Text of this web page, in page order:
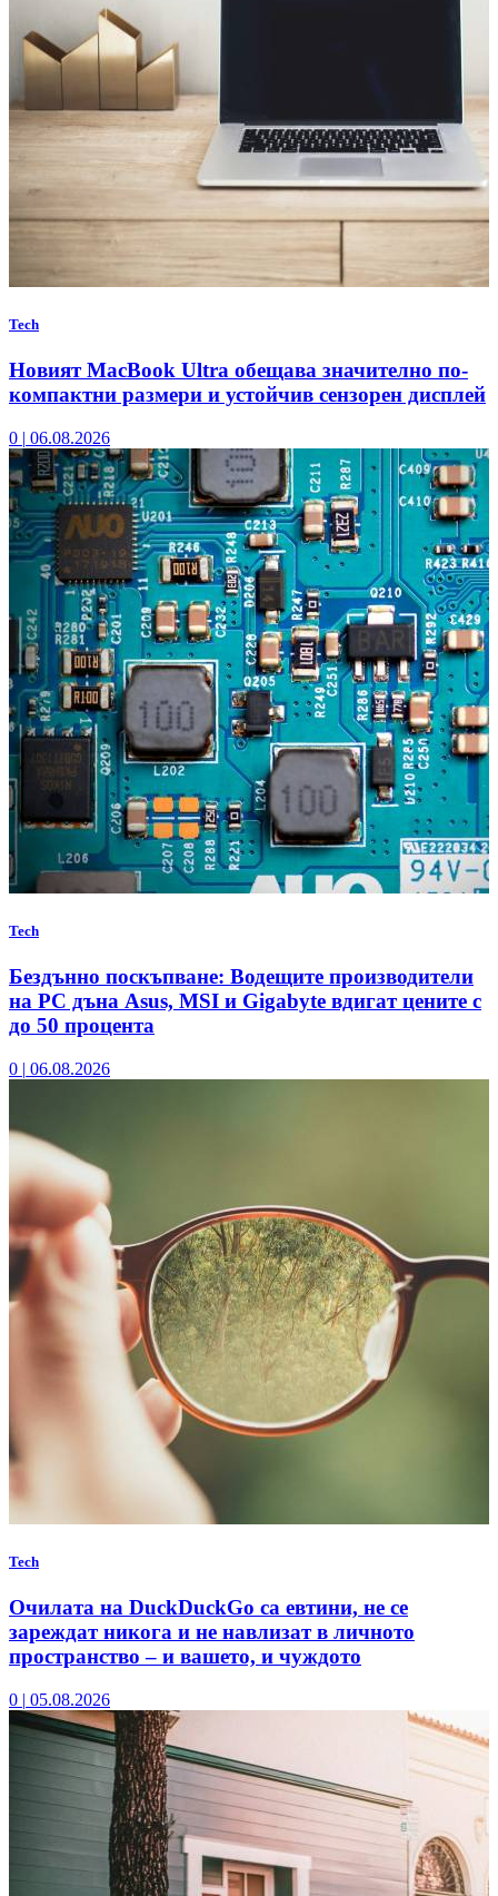
Tech
Новият MacBook Ultra обещава значително по-
компактни размери и устойчив сензорен дисплей
0 | 06.08.2026
Tech
Бездънно поскъпване: Водещите производители
на РС дъна Asus, MSI и Gigabyte вдигат цените с
до 50 процента
0 | 06.08.2026
Tech
Очилата на DuckDuckGo са евтини, не се
зареждат никога и не навлизат в личното
пространство – и вашето, и чуждото
0 | 05.08.2026